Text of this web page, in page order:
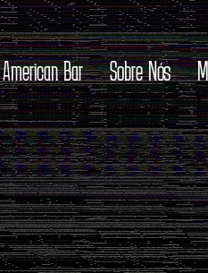
American Bar Sobre Nós